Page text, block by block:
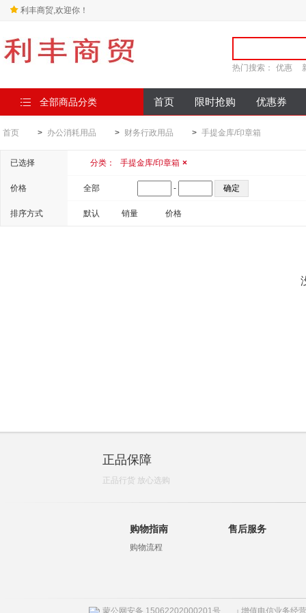
利丰商贸,欢迎你！
热门搜索： 优惠
全部商品分类 首页 限时抢购 优惠券
首页 > 办公消耗用品 > 财务行政用品 > 手提金库/印章箱
已选择 分类： 手提金库/印章箱 ×
价格 全部 -
排序方式 默认 销量 价格
正品保障
正品行货 放心选购
购物指南
购物流程
售后服务